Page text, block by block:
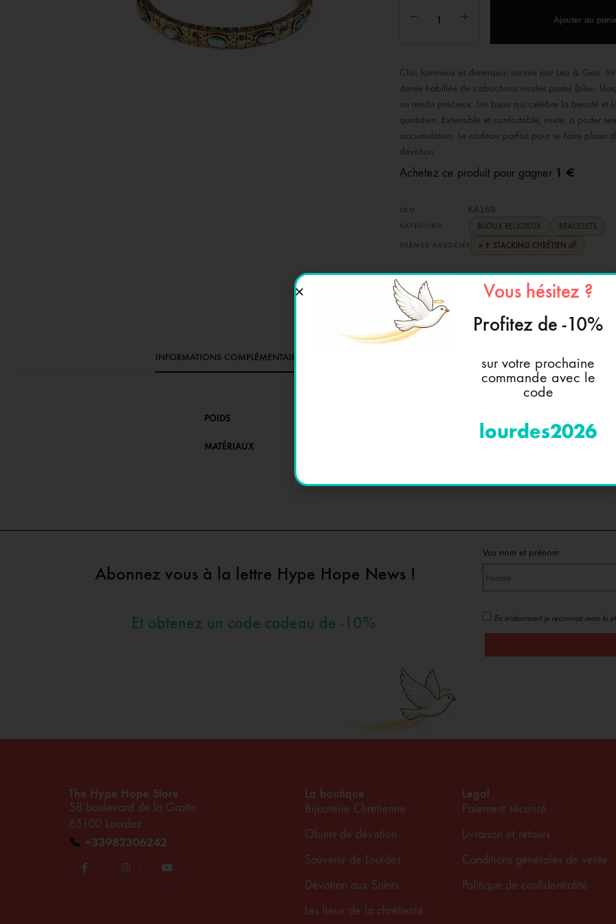
MÉDAILLES JÉSUS
MÉDAILLE SAINTS
CROIX RÉGIONALES
EX-VOTOS ET COEURS SACRÉS
SOUVENIRS DE
Ajouter au
Chic lumineux et dimension sacrée par Leo & Geo.
dorée habillée de cabochons ovales pastel (bleu,
un rendu précieux. Un bijou qui célèbre la beauté et
quotidien. Extensible et confortable, mixte, à porter
accumulation. Le cadeau parfait pour se faire plaisir
dévotion.
Achetez ce produit pour gagner 1 €
SKU KA160
CATÉGORIE BIJOUX RELIGIEUX BRACELETS
THÈMES ASSOCIÉS # ✝️ STACKING CHRÉTIEN 🌈
INFORMATIONS COMPLÉMENTAIRES 🎓
POIDS
MATÉRIAUX
Abonnez vous à la lettre Hype Hope News !
Et obtenez un code cadeau de -10%
Vos nom et prénom
En m'abonnant je reconnais avoir lu
The Hype Hope Store
58 boulevard de la Grotte
65100 Lourdes
📞 +33982306242
La boutique
Bijouterie Chrétienne
Objets de dévotion
Souvenir de Lourdes
Dévotion aux Saints
Les lieux de la chrétienté
Legal
Paiement sécurisé
Livraison et retours
Conditions générales de vente
Politique de confidentialité
Vous hésitez ?
Profitez de -10%
sur votre prochaine
commande avec le
code
lourdes2026